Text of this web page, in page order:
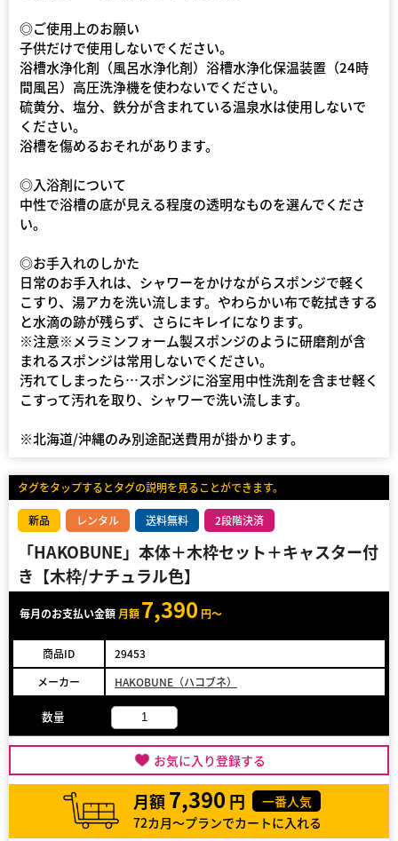
◎ご使用上のお願い
子供だけで使用しないでください。
浴槽水浄化剤（風呂水浄化剤）浴槽水浄化保温装置（24時
間風呂）高圧洗浄機を使わないでください。
硫黄分、塩分、鉄分が含まれている温泉水は使用しないで
ください。
浴槽を傷めるおそれがあります。
◎入浴剤について
中性で浴槽の底が見える程度の透明なものを選んでくださ
い。
◎お手入れのしかた
日常のお手入れは、シャワーをかけながらスポンジで軽く
こすり、湯アカを洗い流します。やわらかい布で乾拭きする
と水滴の跡が残らず、さらにキレイになります。
※注意※メラミンフォーム製スポンジのように研磨剤が含
まれるスポンジは常用しないでください。
汚れてしまったら…スポンジに浴室用中性洗剤を含ませ軽く
こすって汚れを取り、シャワーで洗い流します。
※北海道/沖縄のみ別途配送費用が掛かります。
タグをタップするとタグの説明を見ることができます。
新品 レンタル 送料無料 2段階決済
「HAKOBUNE」本体＋木枠セット＋キャスター付
き【木枠/ナチュラル色】
毎月のお支払い金額 月額7,390 円～
商品ID
29453
メーカー
HAKOBUNE（ハコブネ）
数量
お気に入り登録する
月額 7,390 円
一番人気
72カ月～プランでカートに入れる